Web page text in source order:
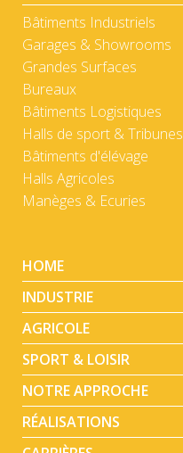
Bâtiments Industriels
Garages & Showrooms
Grandes Surfaces
Bureaux
Bâtiments Logistiques
Halls de sport & Tribunes
Bâtiments d'élévage
Halls Agricoles
Manèges & Ecuries
HOME
INDUSTRIE
AGRICOLE
SPORT & LOISIR
NOTRE APPROCHE
RÉALISATIONS